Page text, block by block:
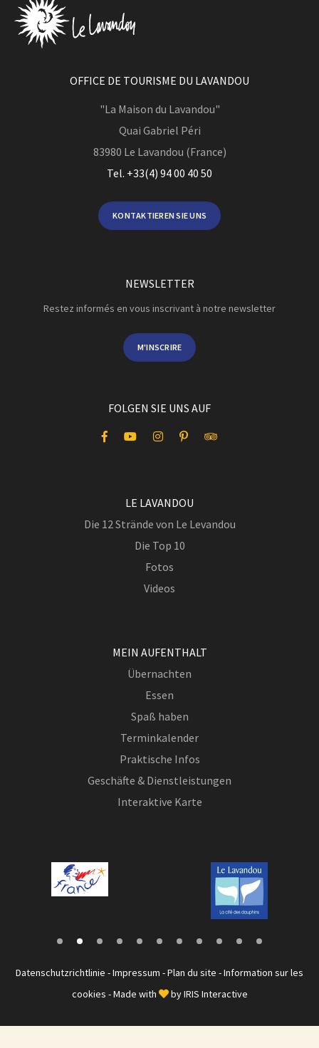
OFFICE DE TOURISME DU LAVANDOU
"La Maison du Lavandou"
Quai Gabriel Péri
83980 Le Lavandou (France)
Tel. +33(4) 94 00 40 50
KONTAKTIEREN SIE UNS
NEWSLETTER
Restez informés en vous inscrivant à notre newsletter
M'INSCRIRE
FOLGEN SIE UNS AUF
LE LAVANDOU
Die 12 Strände von Le Levandou
Die Top 10
Fotos
Videos
MEIN AUFENTHALT
Übernachten
Essen
Spaß haben
Terminkalender
Praktische Infos
Geschäfte & Dienstleistungen
Interaktive Karte
Datenschutzrichtlinie -Impressum -Plan du site -Information sur les
cookies - Made with byIRIS Interactive